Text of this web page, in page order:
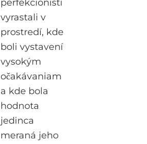
perfekcionisti
vyrastali v
prostredí, kde
boli vystavení
vysokým
očakávaniam
a kde bola
hodnota
jedinca
meraná jeho